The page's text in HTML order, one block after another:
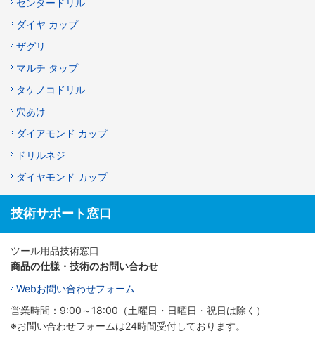
ダイヤ カップ
ザグリ
マルチ タップ
タケノコドリル
穴あけ
ダイアモンド カップ
ドリルネジ
ダイヤモンド カップ
技術サポート窓口
ツール用品技術窓口
商品の仕様・技術のお問い合わせ
Webお問い合わせフォーム
営業時間：9:00～18:00（土曜日・日曜日・祝日は除く）
※お問い合わせフォームは24時間受付しております。